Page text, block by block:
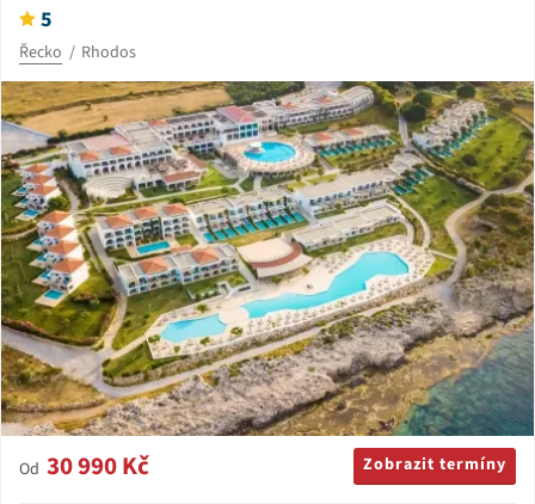
5
Řecko Rhodos
Od 30 990 Kč Zobrazit termíny